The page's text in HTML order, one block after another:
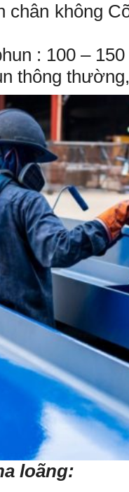
chân không
: 100 –
thông
loãng: